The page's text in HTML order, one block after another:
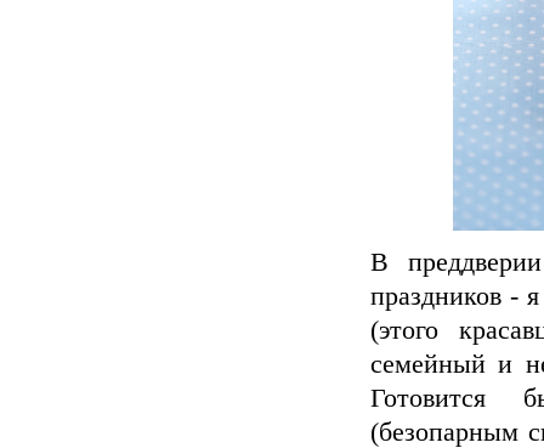
В
праздников -
(этого
семейный и
Готовится
(безопарным